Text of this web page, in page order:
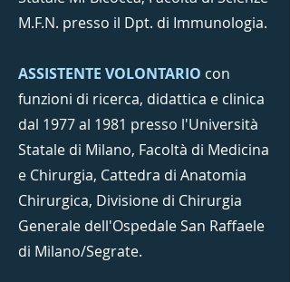
M.F.N. presso il Dpt. di Immunologia.
ASSISTENTE VOLONTARIO con
funzioni di ricerca, didattica e clinica
dal 1977 al 1981 presso l'Università
Statale di Milano, Facoltà di Medicina
e Chirurgia, Cattedra di Anatomia
Chirurgica, Divisione di Chirurgia
Generale dell'Ospedale San Raffaele
di Milano/Segrate.